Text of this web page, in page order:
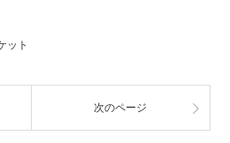
ット
次のページ